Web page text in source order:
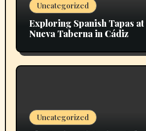
Uncategorized
Exploring Spanish Tapas
Nueva Taberna in Cádiz
Uncategorized